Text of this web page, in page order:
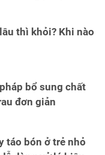
thì khỏi? Khi nào
bổ sung chất
đơn giản
táo bón ở trẻ nhỏ